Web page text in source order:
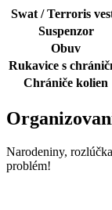
Swat / Terroris
Suspenzor
Obuv
Rukavice s
Chrániče kolien
Narodeniny,
problém!